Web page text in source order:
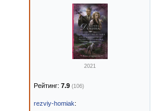
2021
Рейтинг: 7.9 (106)
rezviy-homiak: